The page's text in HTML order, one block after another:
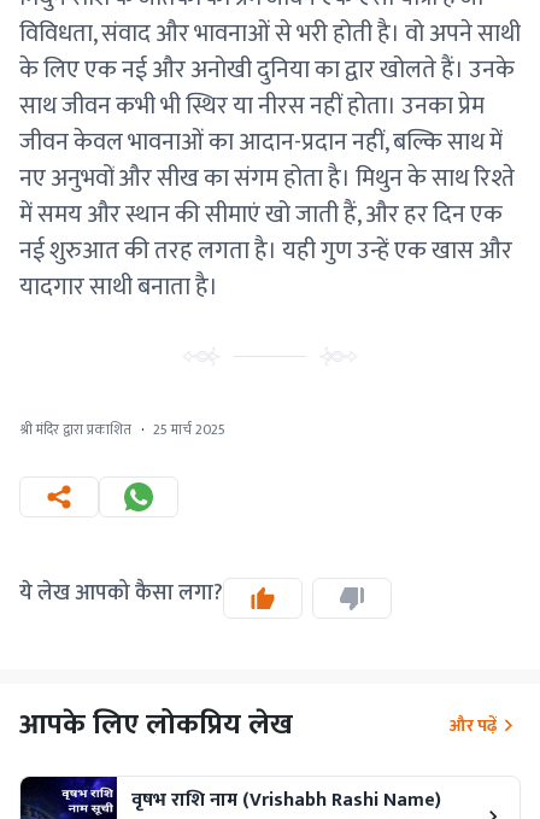
विविधता, संवाद और भावनाओं से भरी होती है। वो अपने साथी
के लिए एक नई और अनोखी दुनिया का द्वार खोलते हैं। उनके
साथ जीवन कभी भी स्थिर या नीरस नहीं होता। उनका प्रेम
जीवन केवल भावनाओं का आदान-प्रदान नहीं, बल्कि साथ में
नए अनुभवों और सीख का संगम होता है। मिथुन के साथ रिश्ते
में समय और स्थान की सीमाएं खो जाती हैं, और हर दिन एक
नई शुरुआत की तरह लगता है। यही गुण उन्हें एक खास और
यादगार साथी बनाता है।
श्री मंदिर द्वारा प्रकाशित · 25 मार्च 2025
ये लेख आपको कैसा लगा?
आपके लिए लोकप्रिय लेख और पढ़ें
वृषभ राशि नाम (Vrishabh Rashi Name)